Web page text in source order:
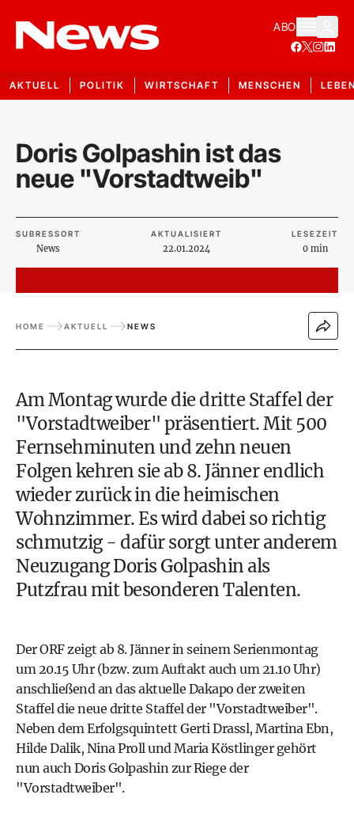
ABO
AKTUELL POLITIK WIRTSCHAFT MENSCHEN
Doris Golpashin ist das
neue "Vorstadtweib"
SUBRESSORT
News
AKTUALISIERT
22.01.2024
LESEZEIT
0 min
HOME AKTUELL NEWS
Am Montag wurde die dritte Staffel der
"Vorstadtweiber" präsentiert. Mit 500
Fernsehminuten und zehn neuen
Folgen kehren sie ab 8. Jänner endlich
wieder zurück in die heimischen
Wohnzimmer. Es wird dabei so richtig
schmutzig - dafür sorgt unter anderem
NeuzugangDoris Golpashin als
Putzfrau mit besonderen Talenten.
Der ORF zeigt ab 8. Jänner in seinem Serienmontag
um 20.15 Uhr (bzw. zum Auftakt auch um 21.10 Uhr)
anschließend an das aktuelle Dakapo der zweiten
Staffel die neue dritte Staffel der "Vorstadtweiber".
Neben dem Erfolgsquintett Gerti Drassl, Martina Ebn,
Hilde Dalik, Nina Proll und Maria Köstlinger gehört
nun auch Doris Golpashin zur Riege der
"Vorstadtweiber".